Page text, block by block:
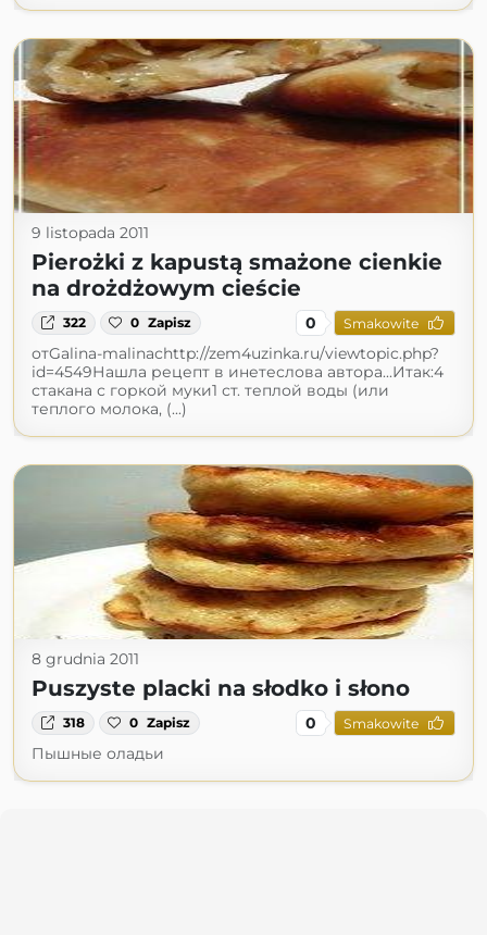
9 listopada 2011
Pierożki z kapustą smażone cienkie
na drożdżowym cieście
322 0 Zapisz 0 Smakowite
отGalina-malinaсhttp://zem4uzinka.ru/viewtopic.php?
id=4549Нашла рецепт в инетеслова автора...Итак:4
стакана с горкой муки1 ст. теплой воды (или
теплого молока, (...)
8 grudnia 2011
Puszyste placki na słodko i słono
318 0 Zapisz 0 Smakowite
Пышные оладьи